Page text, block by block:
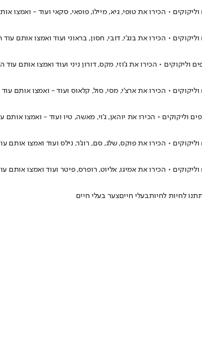
• הכירו את טופי, גיא, מיילו, פופאי, סקאי ועוד - ואמצו
• הכירו את בנג'י, דובי, חסון, בראוני ועוד ואמצו אותם עוד
• הכירו את ג'וזי, מקס, דורון ניני ועוד ואמצו אותם עוד
• הכירו את ארצ'י, מסי, סול, קלאוס ועוד - ואמצו אותם עוד
• הכירו את יוהאן, ג'וי, מאשה, טיו ועוד - ואמצו אותם
• הכירו את פוקס, שלג, סם, רוג'ר, נילס ועוד ואמצו אותם
• הכירו את אמיגו, אליוט, רופרס, פיטר ועוד ואמצו אותם
תנו לחיות לחיותבעלי חייםצער בעלי חיים